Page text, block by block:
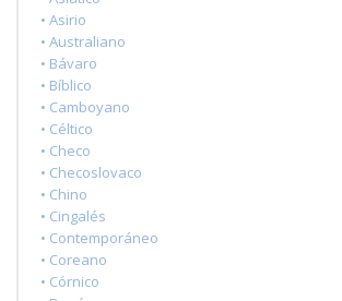
• Asirio
• Australiano
• Bávaro
• Bíblico
• Camboyano
• Céltico
• Checo
• Checoslovaco
• Chino
• Cingalés
• Contemporáneo
• Coreano
• Córnico